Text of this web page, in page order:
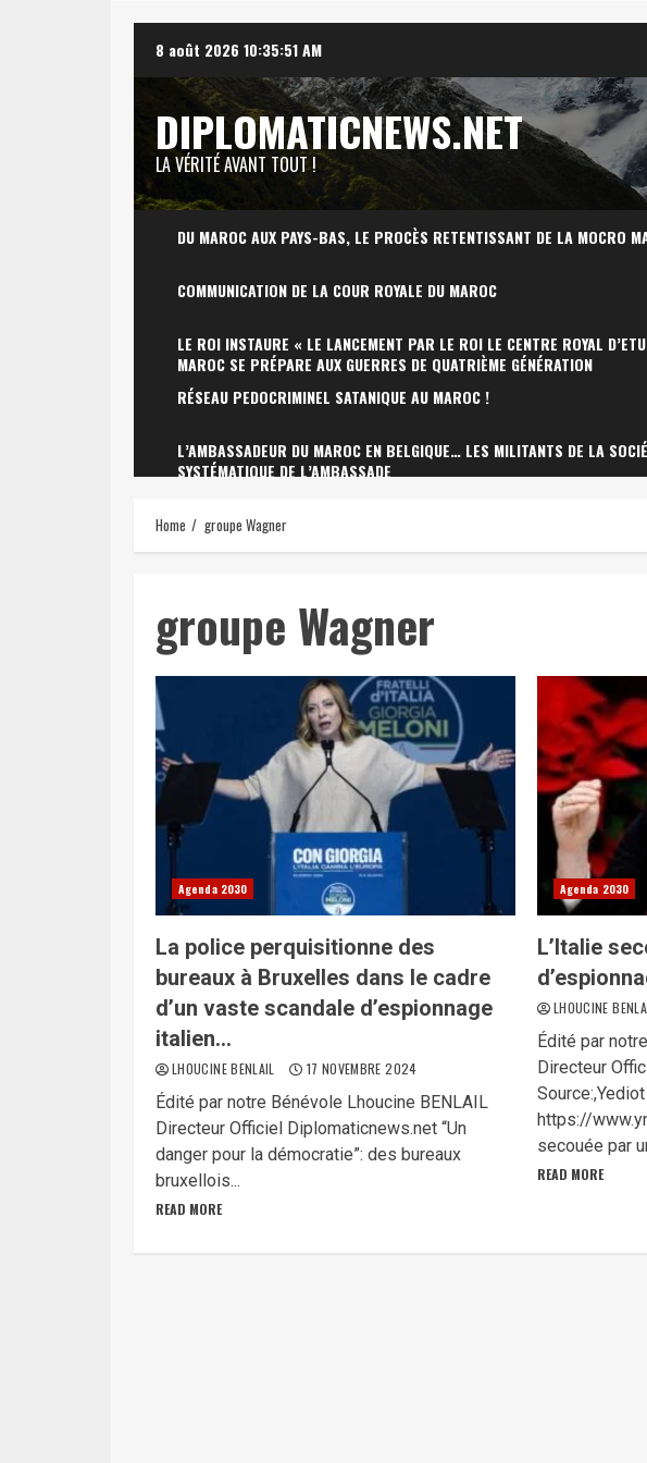
content
8 août 2026 10:35:52 AM
DIPLOMATICNEWS.NET
LA VÉRITÉ AVANT TOUT !
DU MAROC AUX PAYS-BAS, LE PROCÈS RETENTISSANT DE LA MOCRO
COMMUNICATION DE LA COUR ROYALE DU MAROC
LE ROI INSTAURE « LE LANCEMENT PAR LE ROI LE CENTRE ROYAL
MAROC SE PRÉPARE AUX GUERRES DE QUATRIÈME GÉNÉRATION
RÉSEAU PEDOCRIMINEL SATANIQUE AU MAROC !
L’AMBASSADEUR DU MAROC EN BELGIQUE… LES MILITANTS DE LA
SYSTÉMATIQUE DE L’AMBASSADE
Home groupe Wagner
groupe Wagner
Agenda 2030
La police perquisitionne des
bureaux à Bruxelles dans le cadre
d’un vaste scandale d’espionnage
italien…
LHOUCINE BENLAIL 17 NOVEMBRE 2024
Édité par notre Bénévole Lhoucine BENLAIL
Directeur Officiel Diplomaticnews.net “Un
danger pour la démocratie”: des bureaux
bruxellois...
READ MORE
Agenda 2030
L’Italie
LHOUCINE
Édité par
Directeur
https://
secouée par
READ MORE